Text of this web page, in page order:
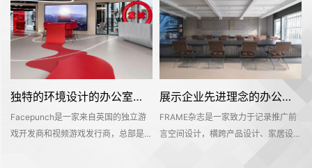
独特的环境设计的办公室装修空间是怎样打造的——Facepunch
Facepunch是一家来自英国的独立游
戏开发商和视频游戏发行商，总部是位
展示企业先进理念的办公室装修设计空间是怎样的——FRAME
FRAME杂志是一家致力于记录推广前
言空间设计，横跨产品设计、家居设